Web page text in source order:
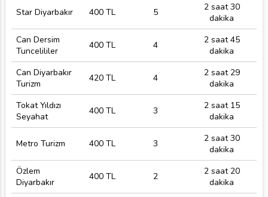
Star Diyarbakır 400 TL 5
2 saat 30
dakika
Can Dersim
Tuncelililer
400 TL 4
2 saat 45
dakika
Can Diyarbakır
Turizm
420 TL 4
2 saat 29
dakika
Tokat Yıldızı
Seyahat
400 TL 3
2 saat 15
dakika
Metro Turizm 400 TL 3
2 saat 30
dakika
Özlem
Diyarbakır
400 TL 2
2 saat 20
dakika